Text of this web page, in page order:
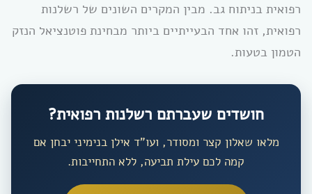
רפואית בניתוח גב. מבין המקרים השונים של רשלנות
רפואית, זהו אחד הבעייתיים ביותר מבחינת פוטנציאל הנזק
הטמון בטעות.
חושדים שעברתם רשלנות רפואית?
מלאו שאלון קצר ומסודר, ועו”ד אילן בנימיני יבחן אם
קמה לכם עילת תביעה, ללא התחייבות.